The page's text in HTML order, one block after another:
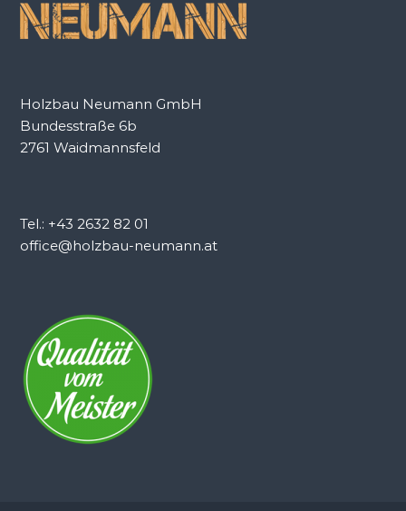
Holzbau Neumann GmbH
Bundesstraße 6b
2761 Waidmannsfeld
Tel.: +43 2632 82 01
office@holzbau-neumann.at